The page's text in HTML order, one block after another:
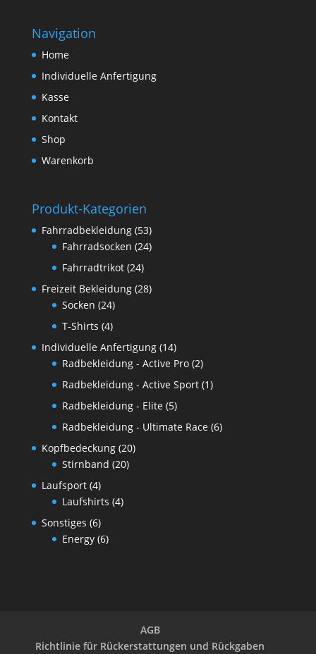
€ 209,50
Navigation
Home
Individuelle Anfertigung
Kasse
Kontakt
Shop
Warenkorb
Produkt-Kategorien
Fahrradbekleidung (53)
Fahrradsocken (24)
Fahrradtrikot (24)
Freizeit Bekleidung (28)
Socken (24)
T-Shirts (4)
Individuelle Anfertigung (14)
Radbekleidung - Active Pro (2)
Radbekleidung - Active Sport (1)
Radbekleidung - Elite (5)
Radbekleidung - Ultimate Race (6)
Kopfbedeckung (20)
Stirnband (20)
Laufsport (4)
Laufshirts (4)
Sonstiges (6)
Energy (6)
AGB
Richtlinie für Rückerstattungen und Rückgaben